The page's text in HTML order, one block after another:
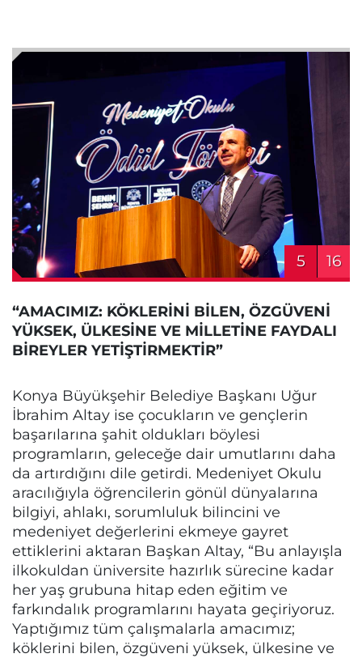
5 16
“AMACIMIZ: KÖKLERİNİ BİLEN, ÖZGÜVENİ
YÜKSEK, ÜLKESİNE VE MİLLETİNE FAYDALI
BİREYLER YETİŞTİRMEKTİR”
Konya Büyükşehir Belediye Başkanı Uğur
İbrahim Altay ise çocukların ve gençlerin
başarılarına şahit oldukları böylesi
programların, geleceğe dair umutlarını daha
da artırdığını dile getirdi. Medeniyet Okulu
aracılığıyla öğrencilerin gönül dünyalarına
bilgiyi, ahlakı, sorumluluk bilincini ve
medeniyet değerlerini ekmeye gayret
ettiklerini aktaran Başkan Altay, “Bu anlayışla
ilkokuldan üniversite hazırlık sürecine kadar
her yaş grubuna hitap eden eğitim ve
farkındalık programlarını hayata geçiriyoruz.
Yaptığımız tüm çalışmalarla amacımız;
köklerini bilen, özgüveni yüksek, ülkesine ve